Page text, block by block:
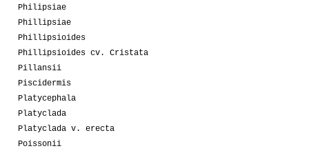
Philipsiae
Phillipsiae
Phillipsioides
Phillipsioides cv. Cristata
Pillansii
Piscidermis
Platycephala
Platyclada
Platyclada v. erecta
Poissonii